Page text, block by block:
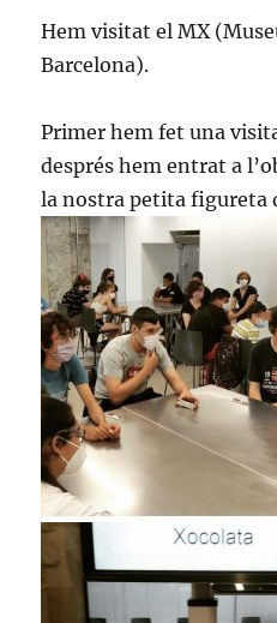
Hem visitat el MX
Barcelona).
Primer hem fet una
després hem entrat a
la nostra petita figureta